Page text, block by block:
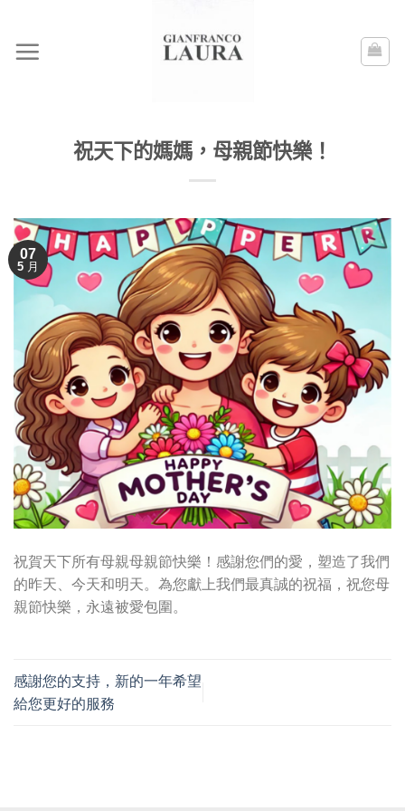
content
祝天下的媽媽，母親節快樂！
07
5 月
祝賀天下所有母親母親節快樂！感謝您們的愛，塑造了我們
的昨天、今天和明天。為您獻上我們最真誠的祝福，祝您母
親節快樂，永遠被愛包圍。
感謝您的支持，新的一年希望
給您更好的服務